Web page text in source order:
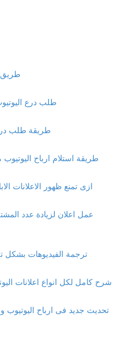
طريق
طلب درع اليوتيوب بـ 3 طرق
طريقة طلب دروع
طريقة استلام ارباح اليوتيوب
ازى تمنع ظهور الاعلانات
عمل اعلان لزيادة عدد
ترجمة الفيديوهات بشكل
شرح كامل لكل انواع اعلانات
تحديث جديد فى ارباح اليوتيوب